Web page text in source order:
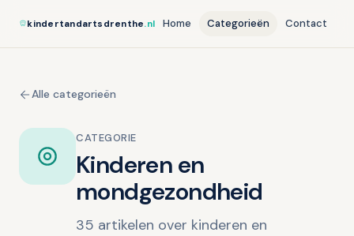
kindertandartsdrenthe.nl Home Categorieën Contact
Alle categorieën
CATEGORIE
Kinderen en
mondgezondheid
35 artikelen over kinderen en